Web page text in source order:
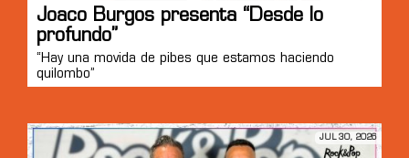
Joaco Burgos presenta “Desde lo
profundo”
“Hay una movida de pibes que estamos haciendo
quilombo”
JUL 30, 2026